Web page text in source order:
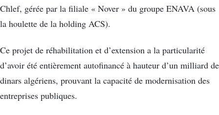
Chlef, gérée par la filiale « Nover » du groupe ENAVA (sous
la houlette de la holding ACS).
Ce projet de réhabilitation et d’extension a la particularité
d’avoir été entièrement autofinancé à hauteur d’un milliard de
dinars algériens, prouvant la capacité de modernisation des
entreprises publiques.